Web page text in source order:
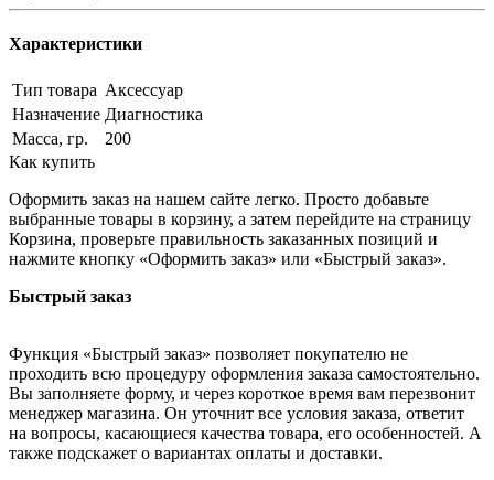
Характеристики
Тип товара Аксессуар
Назначение Диагностика
Масса, гр.
200
Как купить
Оформить заказ на нашем сайте легко. Просто добавьте
выбранные товары в корзину, а затем перейдите на страницу
Корзина, проверьте правильность заказанных позиций и
нажмите кнопку «Оформить заказ» или «Быстрый заказ».
Быстрый заказ
Функция «Быстрый заказ» позволяет покупателю не
проходить всю процедуру оформления заказа самостоятельно.
Вы заполняете форму, и через короткое время вам перезвонит
менеджер магазина. Он уточнит все условия заказа, ответит
на вопросы, касающиеся качества товара, его особенностей. А
также подскажет о вариантах оплаты и доставки.